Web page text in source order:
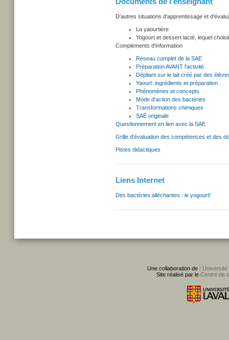
D'autres situations d'apprentissage et
La yaourtière
Yogourt et dessert lacté, lequel
Compléments d'information
Réseau complet de la SAE
Préparation AVANT l'activité
Dépliant sur le lait créé par des
Yaourt: ingrédients et préparation
Phénomènes et concepts
Mode d'action des bactéries
Transformations chimiques
SAÉ originale
Questionnement en lien avec la SAE
Grille d'évaluation des compétences et des
Pistes didactiques
Liens Internet
Des bactéries alléchantes : le yogourt!
Une collaboration de : Université
Site réalisé par le Centre de